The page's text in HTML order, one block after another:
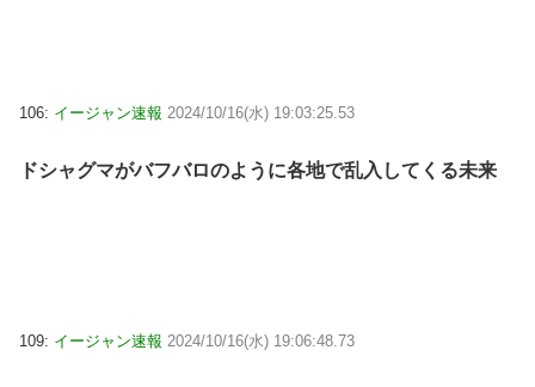
106: イージャン速報 2024/10/16(水) 19:03:25.53
ドシャグマがバフバロのように各地で乱入してくる未来
109: イージャン速報 2024/10/16(水) 19:06:48.73